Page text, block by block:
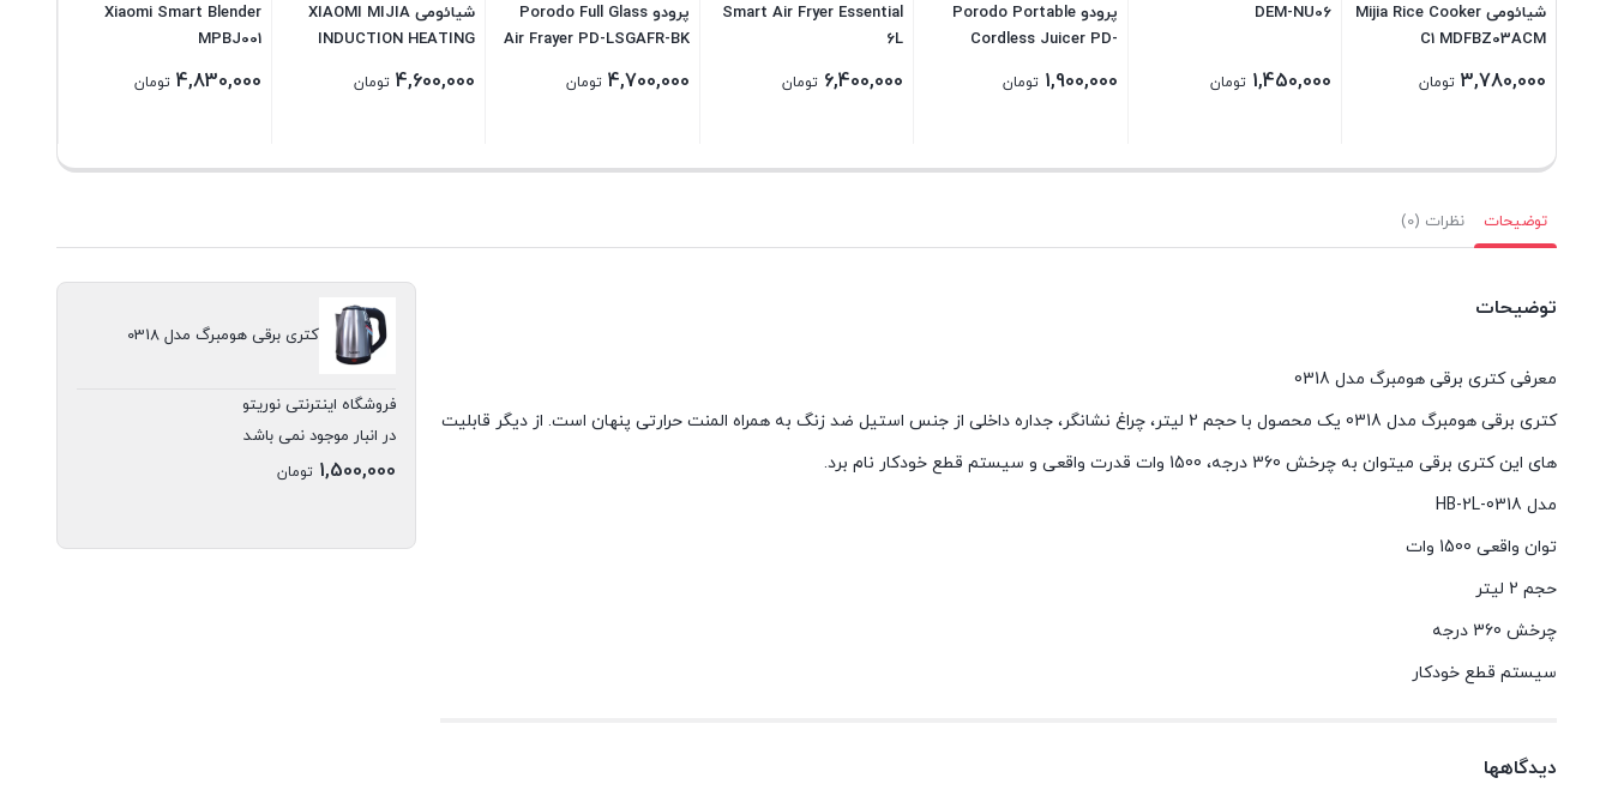
شیائومی Mijia Rice Cooker
C1 MDFBZ03ACM
3,780,000 تومان
DEM-NU06
1,450,000 تومان
پرودو Porodo Portable
Cordless Juicer PD-
1,900,000 تومان
Smart Air Fryer Essential
6L
6,400,000 تومان
پرودو Porodo Full Glass
Air Frayer PD-LSGAFR-BK
4,700,000 تومان
شیائومی XIAOMI MIJIA
INDUCTION HEATING
4,600,000 تومان
Xiaomi Smart Blender
MPBJ001
4,830,000 تومان
توضیحات نظرات (0)
توضیحات
معرفی کتری برقی هومبرگ مدل 0318
کتری برقی هومبرگ مدل 0318 یک محصول با حجم 2 لیتر، چراغ نشانگر، جداره داخلی از جنس استیل ضد زنگ به همراه المنت حرارتی پنهان است. از دیگر قابلیت
های این کتری برقی میتوان به چرخش 360 درجه، 1500 وات قدرت واقعی و سیستم قطع خودکار نام برد.
مدل HB-2L-0318
توان واقعی 1500 وات
حجم 2 لیتر
چرخش 360 درجه
سیستم قطع خودکار
دیدگاهها
کتری برقی هومبرگ مدل 0318
فروشگاه اینترنتی نوریتو
در انبار موجود نمی باشد
1,500,000 تومان